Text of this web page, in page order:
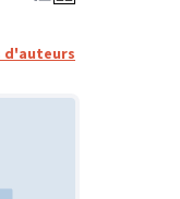
d'auteurs